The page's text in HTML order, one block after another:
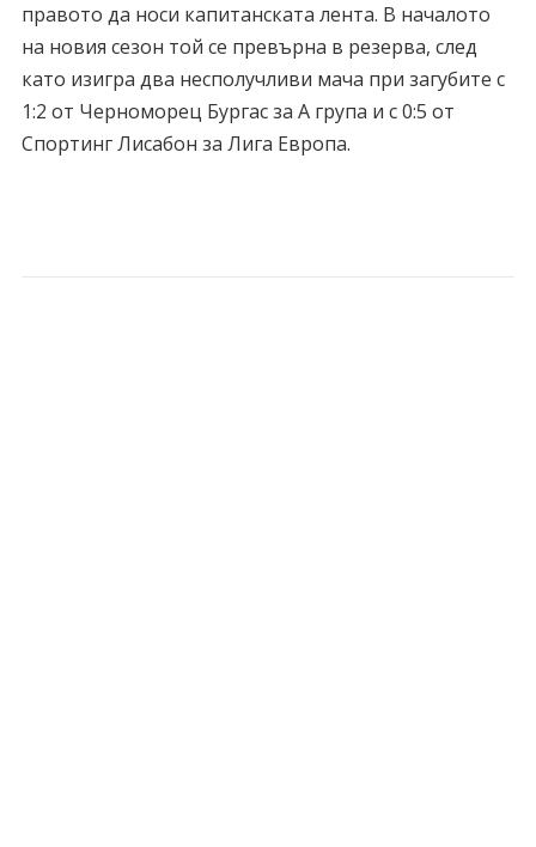
правото да носи капитанската лента. В началото
на новия сезон той се превърна в резерва, след
като изигра два несполучливи мача при загубите с
1:2 от Черноморец Бургас за А група и с 0:5 от
Спортинг Лисабон за Лига Европа.